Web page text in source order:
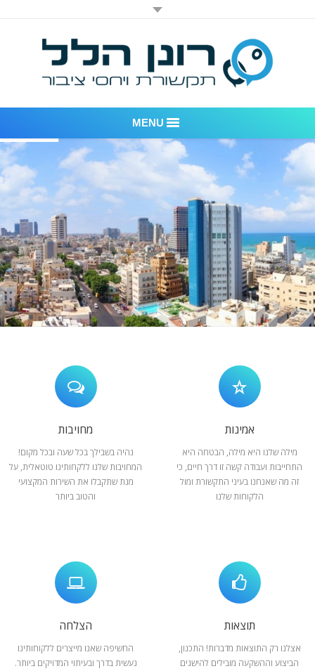
MENU
רונן הלל יחסי ציבור
אודות החברה
דוגמאות לעבודות שביצענו
לקוחות – משרד יחסי ציבור רונן הלל
חדר חדשות
המלצות
צור קשר
אמינות
מילה שלנו היא מילה, הבטחה היא
התחייבות ועבודה קשה זו דרך חיים, כי
זה מה שאנחנו בעיני התקשורת ומול
הלקוחות שלנו
מחויבות
נהיה בשבילך בכל שעה ובכל מקום!
המחויבות שלנו ללקחותינו טוטאלית, על
מנת שתקבלו את השירות המקצועי
והטוב ביותר
תוצאות
אצלנו רק התוצאות מדברות! התכנון,
הביצוע וההשקעה מובילים להישגים
הצלחה
החשיפה שאנו מייצרים ללקוחותינו
נעשית בדרך ובעיתוי המדויקים ביותר.